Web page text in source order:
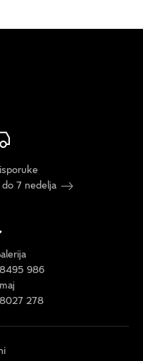
7 nedelja
986
278